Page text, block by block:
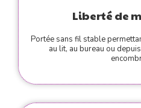
Liberté de
Portée sans fil stable
au lit, au bureau ou